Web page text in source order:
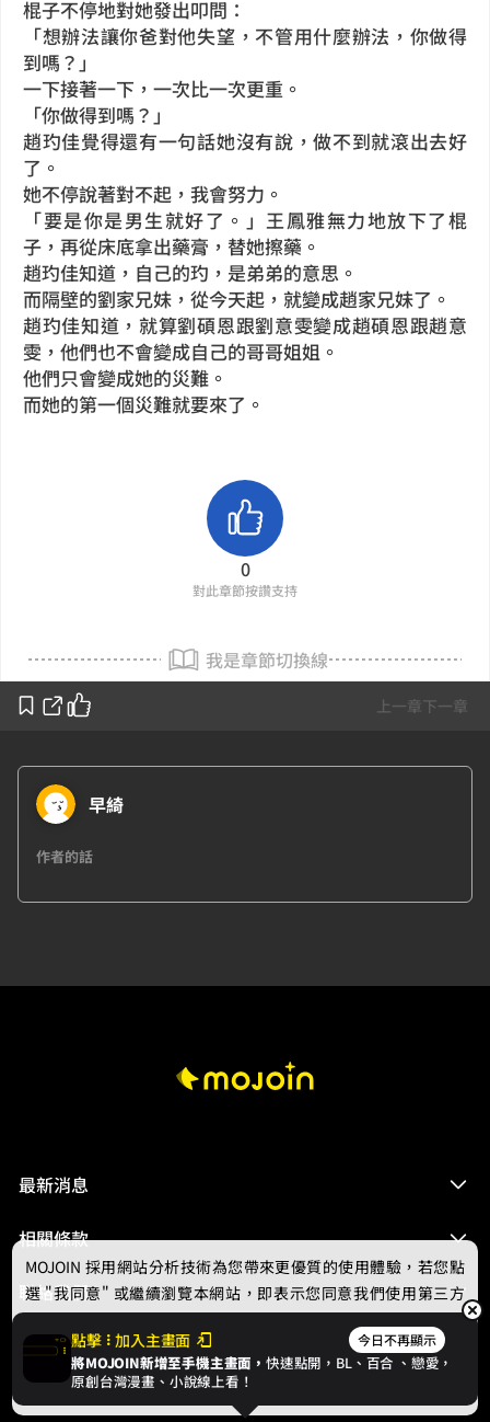
上一章下一章
棍子不停地對她發出叩問：
「想辦法讓你爸對他失望，不管用什麼辦法，你做得
到嗎？」
一下接著一下，一次比一次更重。
「你做得到嗎？」
趙玓佳覺得還有一句話她沒有說，做不到就滾出去好
了。
她不停說著對不起，我會努力。
「要是你是男生就好了。」王鳳雅無力地放下了棍
子，再從床底拿出藥膏，替她擦藥。
趙玓佳知道，自己的玓，是弟弟的意思。
而隔壁的劉家兄妹，從今天起，就變成趙家兄妹了。
趙玓佳知道，就算劉碩恩跟劉意雯變成趙碩恩跟趙意
雯，他們也不會變成自己的哥哥姐姐。
他們只會變成她的災難。
而她的第一個災難就要來了。
0
對此章節按讚支持
我是章節切換線
早綺
作者的話
最新消息
相關條款
聯絡我們
© 2024 gamania Digital Entertainment Co., Ltd.
點擊 加入主畫面 今日不再顯示
將MOJOIN新增至手機主畫面，快速點開，BL、 百合 、戀愛，
原創台灣漫畫、小說線上看！
MOJOIN 採用網站分析技術為您帶來更優質的使用體驗，若您點
選 "我同意" 或繼續瀏覽本網站，即表示您同意我們使用第三方
Cookie，欲瞭解更多資訊請見隱私權政策。
我同意